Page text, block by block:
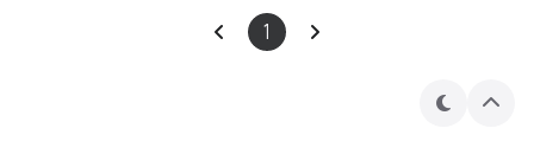
=%ED%99%8D%EC%9D%80%EB%B9%84&f_uid=60b098
aa70989fbd53bcdc87 스파르타코딩클럽 5주 완성! 코딩을 전혀 모르는
제하면 즉시 5만원 할인이 되는 링크입니다. 저도 5만원 받습니다 >_0] 스파
1
테
상